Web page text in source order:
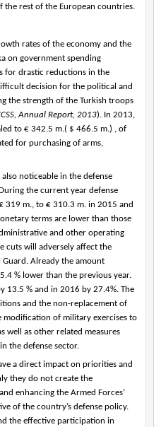
the rest of the European countries.
rates of the economy and the
on government spending
for drastic reductions in the
decision for the political and
the strength of the Turkish troops
Annual Report, 2013). In 2013,
to € 342.5 m.( $ 466.5 m.) , of
for purchasing of arms,
noticeable in the defense
the current year defense
319 m., to € 310.3 m. in 2015 and
terms are lower than those
and other operating
cuts will adversely affect the
Already the amount
% lower than the previous year.
% and in 2016 by 27.4%. The
and the non-replacement of
modification of military exercises to
well as other related measures
in the defense sector.
a direct impact on priorities and
they do not create the
enhancing the Armed Forces’
of the country’s defense policy.
the effective participation in